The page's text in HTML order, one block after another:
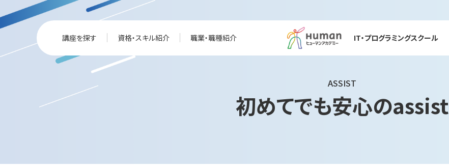
講座を探す 資格・スキル紹介 職業・職種紹介 IT・プログラミングスクール
ASSIST
初めてでも安心のassist